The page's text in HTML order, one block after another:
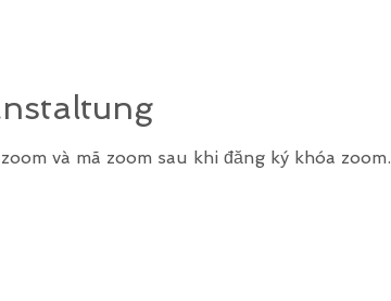
và mã zoom sau khi đăng ký khóa zoom.